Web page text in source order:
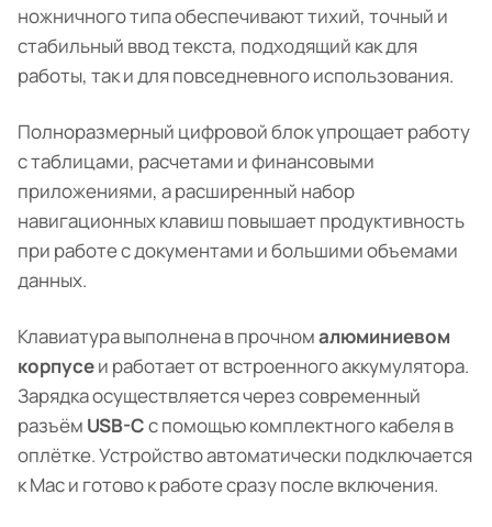
ножничного типа обеспечивают тихий, точный и
стабильный ввод текста, подходящий как для
работы, так и для повседневного использования.
Полноразмерный цифровой блок упрощает работу
с таблицами, расчетами и финансовыми
приложениями, а расширенный набор
навигационных клавиш повышает продуктивность
при работе с документами и большими объемами
данных.
Клавиатура выполнена в прочномалюминиевом
корпусеи работает от встроенного аккумулятора.
Зарядка осуществляется через современный
разъём USB-Cс помощью комплектного кабеля в
оплётке. Устройство автоматически подключается
к Mac и готово к работе сразу после включения.